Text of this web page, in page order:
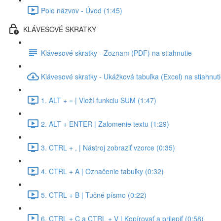
Pole názvov - Úvod (1:45)
KLÁVESOVÉ SKRATKY
Klávesové skratky - Zoznam (PDF) na stiahnutie
Klávesové skratky - Ukážková tabuľka (Excel) na
1. ALT + = | Vloží funkciu SUM (1:47)
2. ALT + ENTER | Zalomenie textu (1:29)
3. CTRL + , | Nástroj zobraziť vzorce (0:35)
4. CTRL + A | Označenie tabuľky (0:32)
5. CTRL + B | Tučné písmo (0:22)
6. CTRL + C a CTRL + V | Kopírovať a prilepiť (0:58)